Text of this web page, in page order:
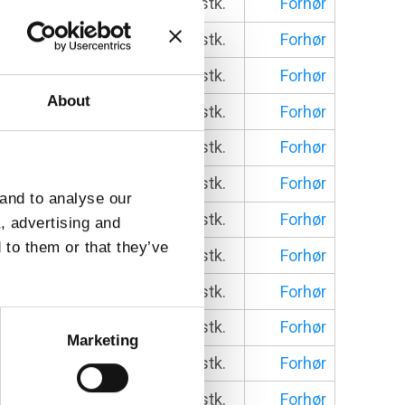
About
to analyse our
advertising and
them or that they’ve
Marketing
stk.
Forhør
stk.
Forhør
stk.
Forhør
stk.
Forhør
stk.
Forhør
stk.
Forhør
stk.
Forhør
stk.
Forhør
stk.
Forhør
stk.
Forhør
stk.
Forhør